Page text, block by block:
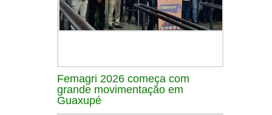
Femagri 2026 começa com
grande movimentação em
Guaxupé